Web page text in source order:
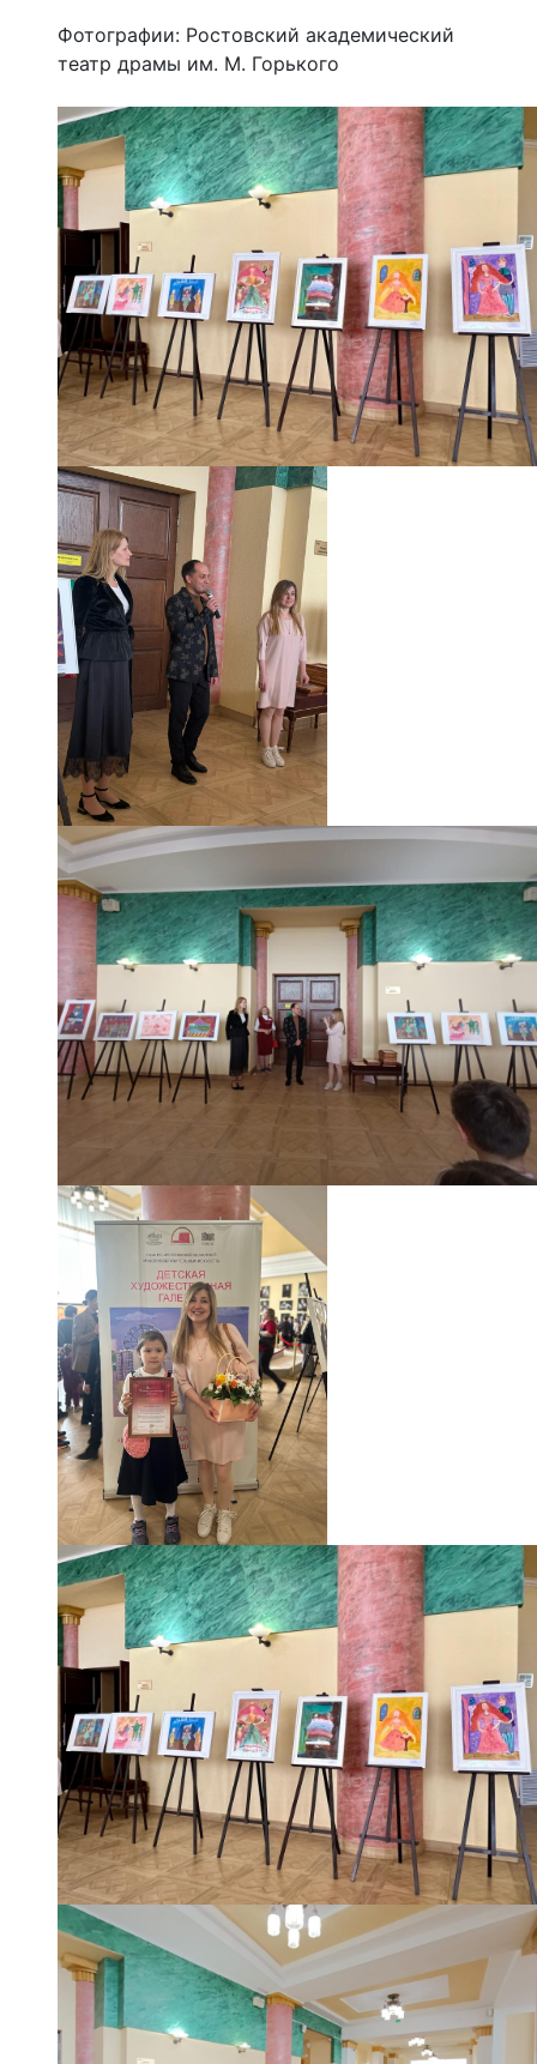
Фотографии: Ростовский академический
театр драмы им. М. Горького